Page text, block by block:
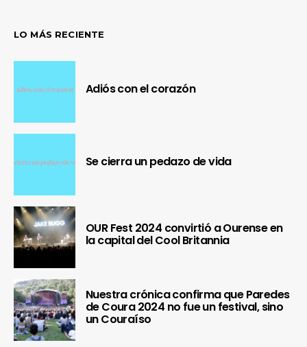
LO MÁS RECIENTE
Adiós con el corazón
Se cierra un pedazo de vida
OUR Fest 2024 convirtió a Ourense en
la capital del Cool Britannia
Nuestra crónica confirma que Paredes
de Coura 2024 no fue un festival, sino
un Couraíso